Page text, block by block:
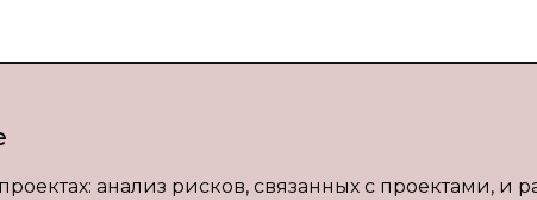
анализ рисков, связанных с проектами, и